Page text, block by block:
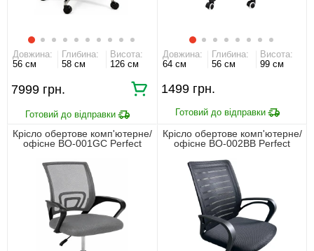
Довжина:
56 см
Глибина:
58 см
Висота:
126 см
7999
Довжина:
64 см
Глибина:
56 см
Висота:
99 см
1499
Крісло обертове комп'ютерне/
офісне BO-001GC Perfect
Крісло обертове комп'ютерне/
офісне BO-002BB Perfect